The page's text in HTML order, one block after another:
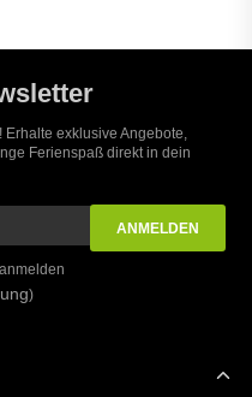
exklusive Angebote,
Ferienspaß direkt in dein
)